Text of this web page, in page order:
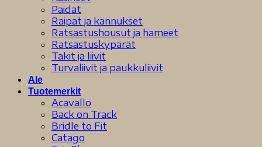
Paidat
Raipat ja kannukset
Ratsastushousut ja hameet
Ratsastuskypärät
Takit ja liivit
Turvaliivit ja paukkuliivit
Ale
Tuotemerkit
Acavallo
Back on Track
Bridle to Fit
Catago